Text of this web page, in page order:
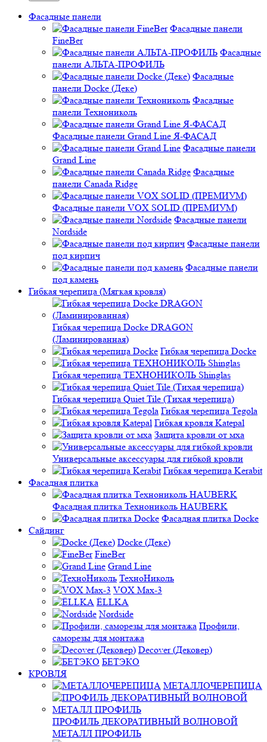
Фасадные панели
Фасадные панели
FineBer
Фасадные
панели АЛЬТА-ПРОФИЛЬ
Фасадные
панели Docke (Деке)
Фасадные
панели Технониколь
Фасадные панели Grand Line Я-ФАСАД
Фасадные панели
Grand Line
Фасадные
панели Canada Ridge
Фасадные панели VOX SOLID (ПРЕМИУМ)
Фасадные панели
Nordside
Фасадные панели
под кирпич
Фасадные панели
под камень
Гибкая черепица (Мягкая кровля)
Гибкая черепица Docke DRAGON
(Ламинированная)
Гибкая черепица Docke
Гибкая черепица ТЕХНОНИКОЛЬ Shinglas
Гибкая черепица Quiet Tile (Тихая черепица)
Гибкая черепица Tegola
Гибкая кровля Katepal
Защита кровли от мха
Универсальные аксессуары для гибкой кровли
Гибкая черепица Kerabit
Фасадная плитка
Фасадная плитка Технониколь HAUBERK
Фасадная плитка Docke
Сайдинг
Docke (Деке)
FineBer
Grand Line
ТехноНиколь
VOX Max-3
ЁLLKA
Nordside
Профили,
саморезы для монтажа
Decover (Дековер)
БЕТЭКО
КРОВЛЯ
МЕТАЛЛОЧЕРЕПИЦА
ПРОФИЛЬ ДЕКОРАТИВНЫЙ ВОЛНОВОЙ
МЕТАЛЛ ПРОФИЛЬ